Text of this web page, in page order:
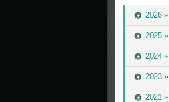
2026 »
2025 »
2024 »
2023 »
2021 »